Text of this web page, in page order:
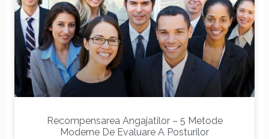
Recompensarea Angajatilor – 5 Metode
Moderne De Evaluare A Posturilor